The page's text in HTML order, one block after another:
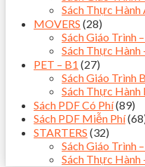
Sách Thực Hành
MOVERS (28)
Sách Giáo Trình
Sách Thực Hành
PET – B1 (27)
Sách Giáo Trình
Sách Thực Hành
Sách PDF Có Phí(89)
Sách PDF Miễn Phí
STARTERS (32)
Sách Giáo Trình
Sách Thực Hành